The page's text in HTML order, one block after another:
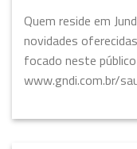
Quem reside em
novidades
focado neste
www.gndi.com.br/